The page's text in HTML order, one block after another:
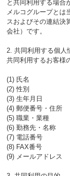
と共同利用する場合
メルコグループとは
スおよびその連結決
会社）です。
2. 共同利用する個人
共同利用するお客様
(1) 氏名
(2) 性別
(3) 生年月日
(4) 郵便番号・住所
(5) 職業・業種
(6) 勤務先・名称
(7) 電話番号
(8) FAX番号
(9) メールアドレス